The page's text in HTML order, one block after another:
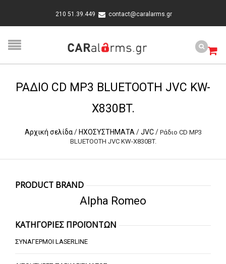
210 51.39.449 contact@caralarms.gr
ΡΆΔΙΟ CD MP3 BLUETOOTH JVC KW-
X830BT.
Αρχική σελίδα / ΗΧΟΣΥΣΤΗΜΑΤΑ / JVC / Ράδιο CD MP3
BLUETOOTH JVC KW-X830BT.
PRODUCT BRAND
Alpha Romeo
ΚΑΤΗΓΟΡΙΕΣ ΠΡΟΪΟΝΤΩΝ
ΣΥΝΑΓΕΡΜΟΙ LASERLINE